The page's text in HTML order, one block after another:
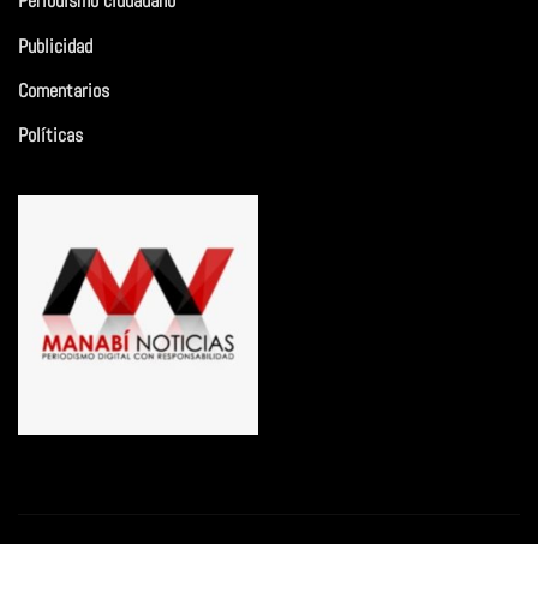
Publicidad
Comentarios
Políticas